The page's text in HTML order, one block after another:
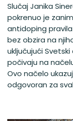
Slučaj Janika
pokrenuo je
antidoping
bez obzira na
uključujući
počivaju na
Ovo načelo
odgovoran za